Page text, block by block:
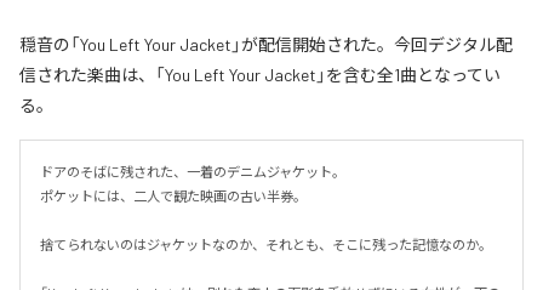
穏音の「You Left Your Jacket」が配信開始された。今回デジタル配
信された楽曲は、「You Left Your Jacket」を含む全1曲となってい
る。
ドアのそばに残された、一着のデニムジャケット。
ポケットには、二人で観た映画の古い半券。
捨てられないのはジャケットなのか、それとも、そこに残った記憶なのか。